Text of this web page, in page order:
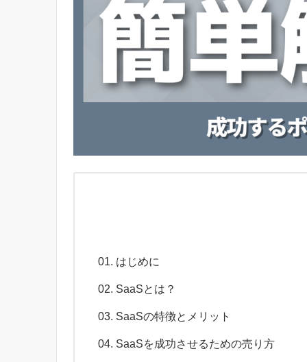
はじめに
SaaSとは？
SaaSの特徴とメリット
SaaSを成功させるための売り方